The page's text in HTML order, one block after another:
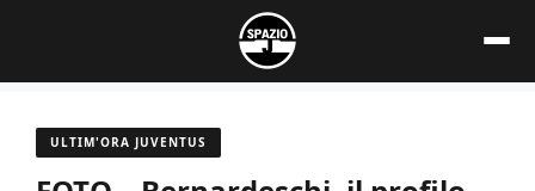
contenuto
ULTIM'ORA JUVENTUS